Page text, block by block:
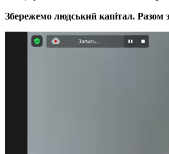
Збережемо людський капітал. Разом